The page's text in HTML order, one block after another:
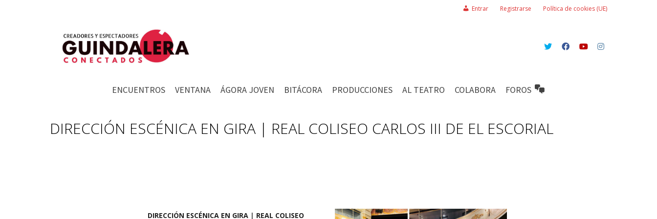
Entrar Registrarse Política de cookies (UE)
ENCUENTROS VENTANA ÁGORA JOVEN BITÁCORA PRODUCCIONES AL TEATRO COLABORA FOROS
DIRECCIÓN ESCÉNICA EN GIRA | REAL COLISEO CARLOS III DE EL ESCORIAL
DIRECCIÓN ESCÉNICA EN GIRA | REAL COLISEO